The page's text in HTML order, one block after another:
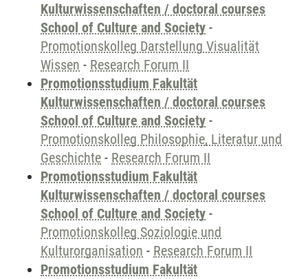
Kulturwissenschaften / doctoral courses
School of Culture and Society -
Promotionskolleg Darstellung Visualität
Wissen - Research Forum II
Promotionsstudium Fakultät
Kulturwissenschaften / doctoral courses
School of Culture and Society -
Promotionskolleg Philosophie, Literatur und
Geschichte - Research Forum II
Promotionsstudium Fakultät
Kulturwissenschaften / doctoral courses
School of Culture and Society -
Promotionskolleg Soziologie und
Kulturorganisation - Research Forum II
Promotionsstudium Fakultät